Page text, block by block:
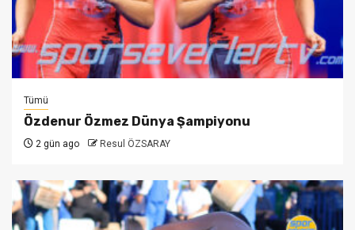
Tümü
Özdenur Özmez Dünya Şampiyonu
2 gün ago Resul ÖZSARAY